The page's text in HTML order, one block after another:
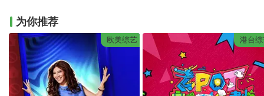
为你推荐
欧美综艺 港台